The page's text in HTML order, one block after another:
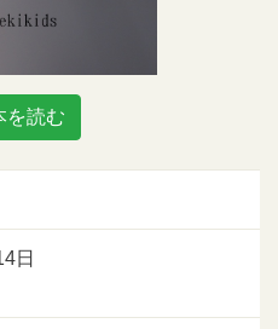
を読む
日